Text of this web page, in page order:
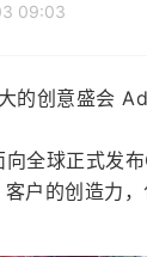
09:03
的创意盛会
全球正式发
户的创造力，